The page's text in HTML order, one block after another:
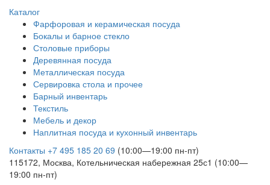
Каталог
Фарфоровая и керамическая посуда
Бокалы и барное стекло
Столовые приборы
Деревянная посуда
Металлическая посуда
Сервировка стола и прочее
Барный инвентарь
Текстиль
Мебель и декор
Наплитная посуда и кухонный инвентарь
Контакты +7 495 185 20 69 (10:00—19:00 пн-пт)
115172, Москва, Котельническая набережная 25с1 (10:00—
19:00 пн-пт)